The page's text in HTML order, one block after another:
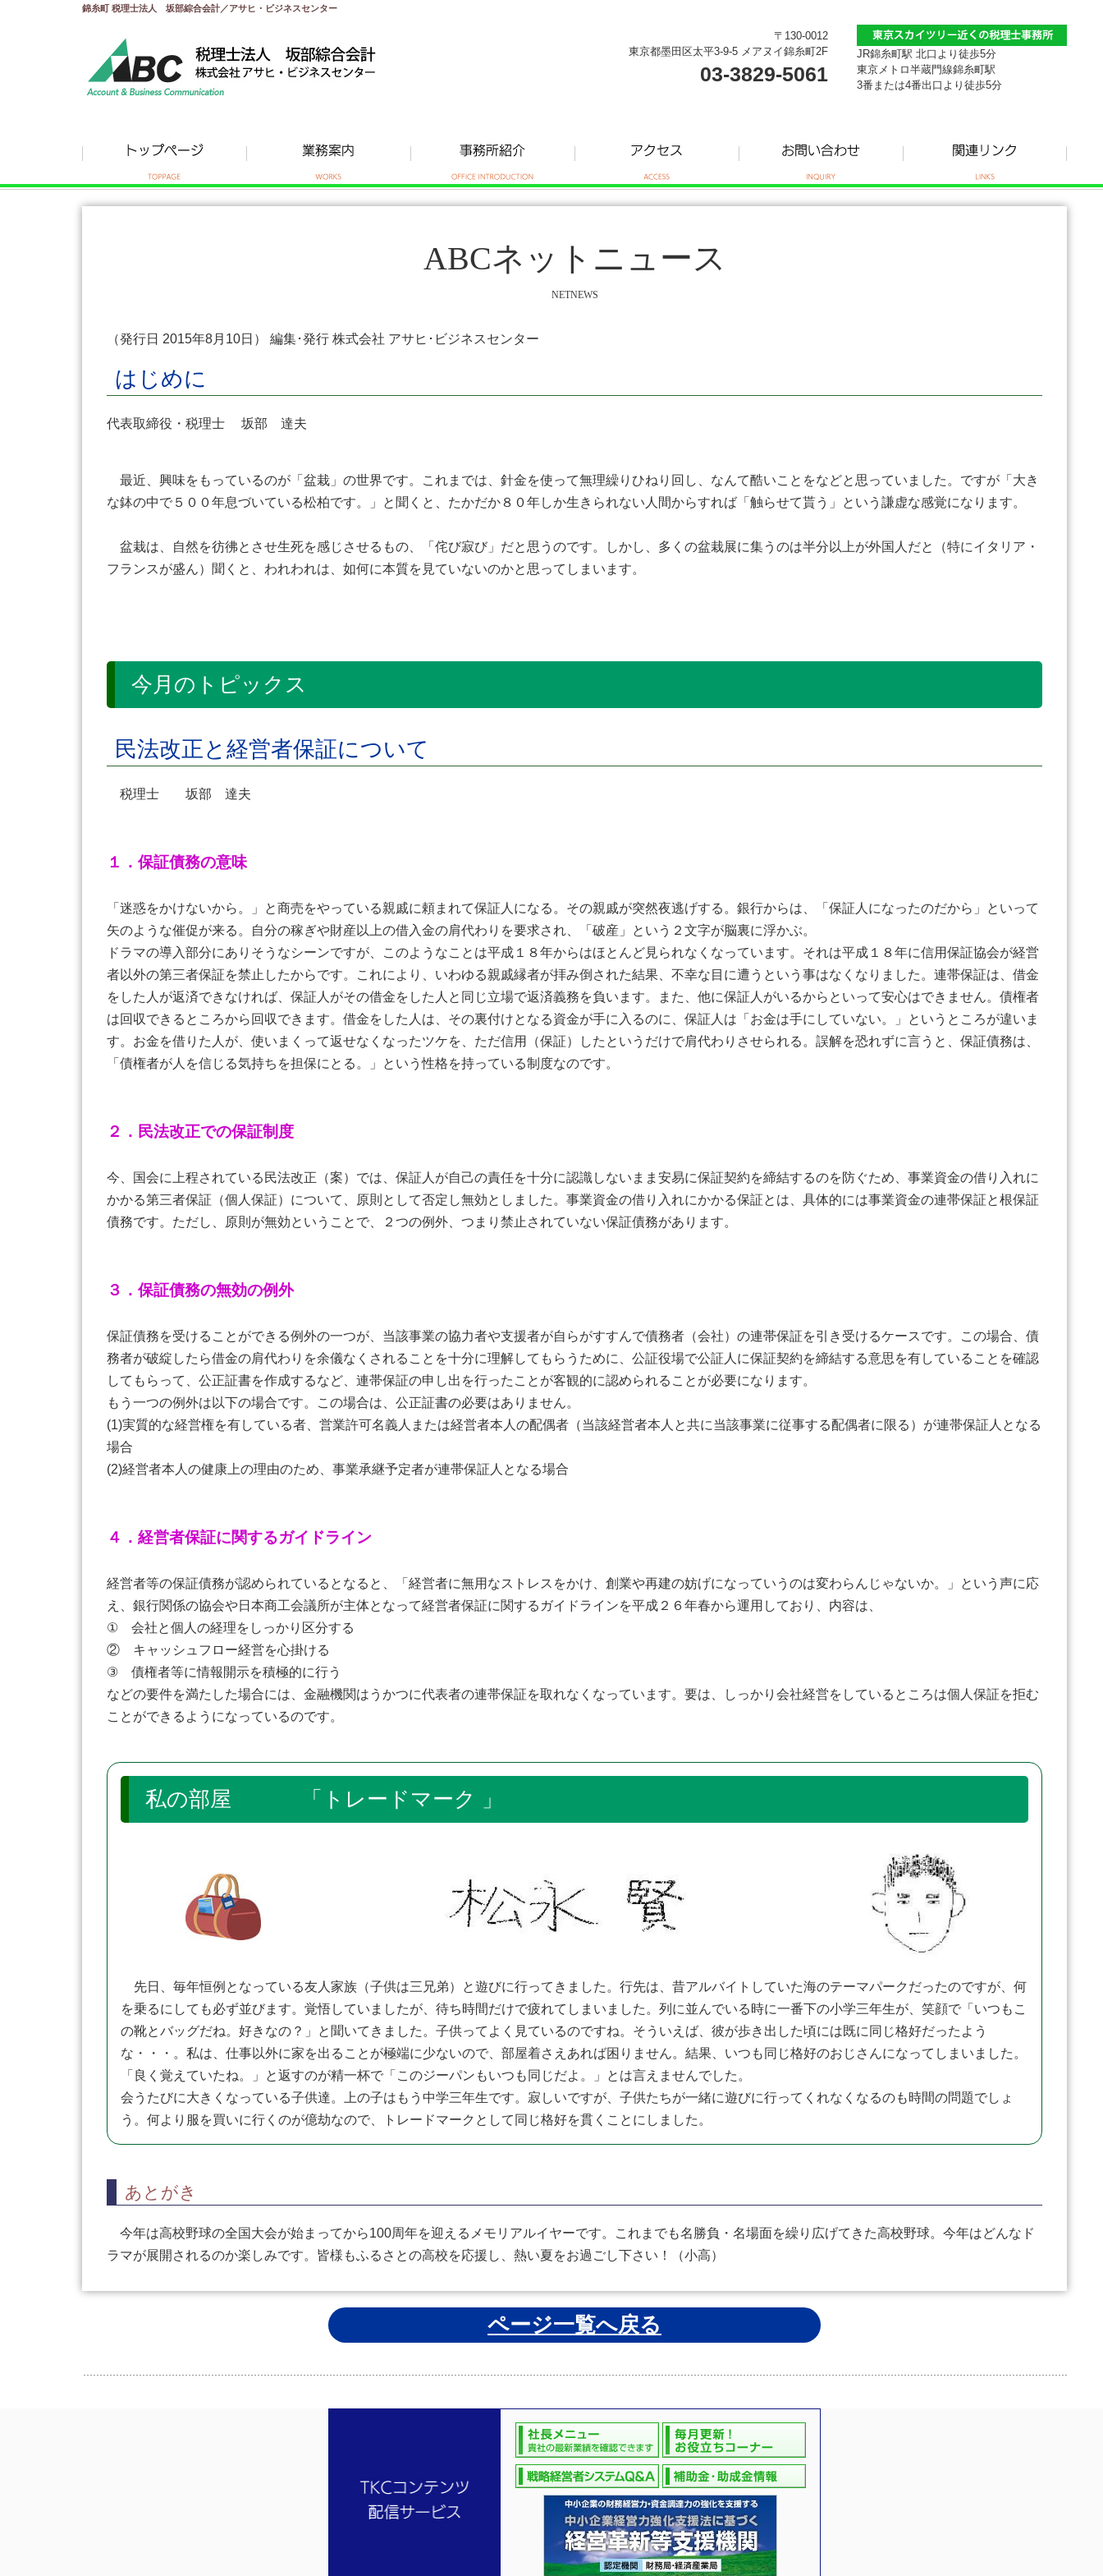
錦糸町 税理士法人 坂部綜合会計／アサヒ・ビジネスセンター
〒130-0012
東京都墨田区太平3-9-5 メアヌイ錦糸町2F
03-3829-5061
JR錦糸町駅 北口より徒歩5分
東京メトロ半蔵門線錦糸町駅
3番または4番出口より徒歩5分
ABCネットニュース
NETNEWS
（発行日 2015年8月10日） 編集･発行 株式会社 アサヒ･ビジネスセンター
はじめに
代表取締役・税理士 坂部 達夫
最近、興味をもっているのが「盆栽」の世界です。これまでは、針金を使って無理繰りひねり回し、なんて酷いことをなどと思っていました。ですが「大き
な鉢の中で５００年息づいている松柏です。」と聞くと、たかだか８０年しか生きられない人間からすれば「触らせて貰う」という謙虚な感覚になります。
盆栽は、自然を彷彿とさせ生死を感じさせるもの、「侘び寂び」だと思うのです。しかし、多くの盆栽展に集うのは半分以上が外国人だと（特にイタリア・
フランスが盛ん）聞くと、われわれは、如何に本質を見ていないのかと思ってしまいます。
今月のトピックス
民法改正と経営者保証について
税理士 坂部 達夫
１．保証債務の意味
「迷惑をかけないから。」と商売をやっている親戚に頼まれて保証人になる。その親戚が突然夜逃げする。銀行からは、「保証人になったのだから」といって
矢のような催促が来る。自分の稼ぎや財産以上の借入金の肩代わりを要求され、「破産」という２文字が脳裏に浮かぶ。
ドラマの導入部分にありそうなシーンですが、このようなことは平成１８年からはほとんど見られなくなっています。それは平成１８年に信用保証協会が経営
者以外の第三者保証を禁止したからです。これにより、いわゆる親戚縁者が拝み倒された結果、不幸な目に遭うという事はなくなりました。連帯保証は、借金
をした人が返済できなければ、保証人がその借金をした人と同じ立場で返済義務を負います。また、他に保証人がいるからといって安心はできません。債権者
は回収できるところから回収できます。借金をした人は、その裏付けとなる資金が手に入るのに、保証人は「お金は手にしていない。」というところが違いま
す。お金を借りた人が、使いまくって返せなくなったツケを、ただ信用（保証）したというだけで肩代わりさせられる。誤解を恐れずに言うと、保証債務は、
「債権者が人を信じる気持ちを担保にとる。」という性格を持っている制度なのです。
２．民法改正での保証制度
今、国会に上程されている民法改正（案）では、保証人が自己の責任を十分に認識しないまま安易に保証契約を締結するのを防ぐため、事業資金の借り入れに
かかる第三者保証（個人保証）について、原則として否定し無効としました。事業資金の借り入れにかかる保証とは、具体的には事業資金の連帯保証と根保証
債務です。ただし、原則が無効ということで、２つの例外、つまり禁止されていない保証債務があります。
３．保証債務の無効の例外
保証債務を受けることができる例外の一つが、当該事業の協力者や支援者が自らがすすんで債務者（会社）の連帯保証を引き受けるケースです。この場合、債
務者が破綻したら借金の肩代わりを余儀なくされることを十分に理解してもらうために、公証役場で公証人に保証契約を締結する意思を有していることを確認
してもらって、公正証書を作成するなど、連帯保証の申し出を行ったことが客観的に認められることが必要になります。
もう一つの例外は以下の場合です。この場合は、公正証書の必要はありません。
(1)実質的な経営権を有している者、営業許可名義人または経営者本人の配偶者（当該経営者本人と共に当該事業に従事する配偶者に限る）が連帯保証人となる
場合
(2)経営者本人の健康上の理由のため、事業承継予定者が連帯保証人となる場合
４．経営者保証に関するガイドライン
経営者等の保証債務が認められているとなると、「経営者に無用なストレスをかけ、創業や再建の妨げになっていうのは変わらんじゃないか。」という声に応
え、銀行関係の協会や日本商工会議所が主体となって経営者保証に関するガイドラインを平成２６年春から運用しており、内容は、
① 会社と個人の経理をしっかり区分する
② キャッシュフロー経営を心掛ける
③ 債権者等に情報開示を積極的に行う
などの要件を満たした場合には、金融機関はうかつに代表者の連帯保証を取れなくなっています。要は、しっかり会社経営をしているところは個人保証を拒む
ことができるようになっているのです。
私の部屋 「トレードマーク 」
先日、毎年恒例となっている友人家族（子供は三兄弟）と遊びに行ってきました。行先は、昔アルバイトしていた海のテーマパークだったのですが、何
を乗るにしても必ず並びます。覚悟していましたが、待ち時間だけで疲れてしまいました。列に並んでいる時に一番下の小学三年生が、笑顔で「いつもこ
の靴とバッグだね。好きなの？」と聞いてきました。子供ってよく見ているのですね。そういえば、彼が歩き出した頃には既に同じ格好だったよう
な・・・。私は、仕事以外に家を出ることが極端に少ないので、部屋着さえあれば困りません。結果、いつも同じ格好のおじさんになってしまいました。
「良く覚えていたね。」と返すのが精一杯で「このジーパンもいつも同じだよ。」とは言えませんでした。
会うたびに大きくなっている子供達。上の子はもう中学三年生です。寂しいですが、子供たちが一緒に遊びに行ってくれなくなるのも時間の問題でしょ
う。何より服を買いに行くのが億劫なので、トレードマークとして同じ格好を貫くことにしました。
あとがき
今年は高校野球の全国大会が始まってから100周年を迎えるメモリアルイヤーです。これまでも名勝負・名場面を繰り広げてきた高校野球。今年はどんなド
ラマが展開されるのか楽しみです。皆様もふるさとの高校を応援し、熱い夏をお過ごし下さい！（小高）
ページ一覧へ戻る